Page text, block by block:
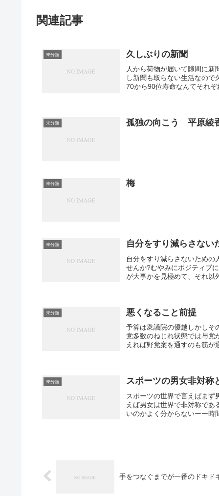
関連記事
未分類 久しぶりの新聞
人から荷物が届いて隙間に
し新聞も取らない生活なの
70から90位寿命なんてそれぞ
未分類 孤独の向こう 平原綾
未分類 梅
未分類 自分をすり減らさない
自分をすり減らさないための
せんか?むやみにポジティブ
が大事かを見極めて、それ以
未分類 悪くなること前提
予算は衆議院の優越しかしそ
党多数のねじれ状態では与党
えれば野党案を通すのも筋が
未分類 スポーツの男女非対称
スポーツの世界で言えばま
えば男女は世界で非対称で
いのかよく分からないーー時
手をつなぐまでが一番のドキド